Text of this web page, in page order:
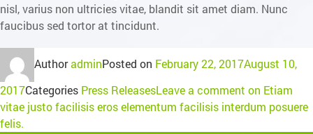
nisl, varius non ultricies vitae, blandit sit amet diam. Nunc
faucibus sed tortor at tincidunt.
AuthoradminPosted on February 22, 2017August 10,
2017Categories Press ReleasesLeave a comment on Etiam
vitae justo facilisis eros elementum facilisis interdum posuere
felis.